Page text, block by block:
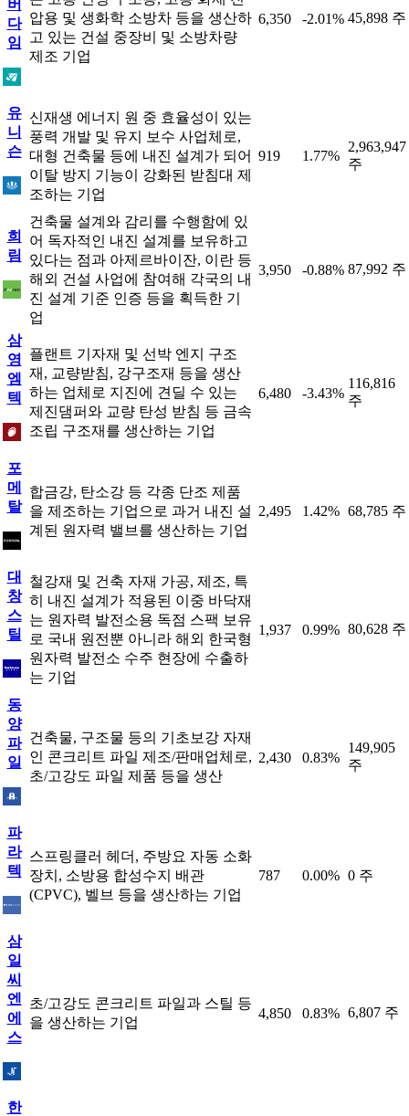
버
다
임
압용 및 생화학 소방차 등을 생산하
고 있는 건설 중장비 및 소방차량
제조 기업
6,350 -2.01% 45,898 주
유
니
슨
신재생 에너지 원 중 효율성이 있는
풍력 개발 및 유지 보수 사업체로,
대형 건축물 등에 내진 설계가 되어
이탈 방지 기능이 강화된 받침대 제
조하는 기업
919 1.77%
2,963,947
주
희
림
건축물 설계와 감리를 수행함에 있
어 독자적인 내진 설계를 보유하고
있다는 점과 아제르바이잔, 이란 등
해외 건설 사업에 참여해 각국의 내
진 설계 기준 인증 등을 획득한 기
업
3,950 -0.88% 87,992 주
삼
영
엠
텍
플랜트 기자재 및 선박 엔지 구조
재, 교량받침, 강구조재 등을 생산
하는 업체로 지진에 견딜 수 있는
제진댐퍼와 교량 탄성 받침 등 금속
조립 구조재를 생산하는 기업
6,480 -3.43%
116,816
주
포
메
탈
합금강, 탄소강 등 각종 단조 제품
을 제조하는 기업으로 과거 내진 설
계된 원자력 밸브를 생산하는 기업
2,495 1.42% 68,785 주
대
창
스
틸
철강재 및 건축 자재 가공, 제조, 특
히 내진 설계가 적용된 이중 바닥재
는 원자력 발전소용 독점 스팩 보유
로 국내 원전뿐 아니라 해외 한국형
원자력 발전소 수주 현장에 수출하
는 기업
1,937 0.99% 80,628 주
동
양
파
일
건축물, 구조물 등의 기초보강 자재
인 콘크리트 파일 제조/판매업체로,
초/고강도 파일 제품 등을 생산
2,430 0.83%
149,905
주
파
라
텍
스프링클러 헤더, 주방요 자동 소화
장치, 소방용 합성수지 배관
(CPVC), 벨브 등을 생산하는 기업
787 0.00% 0 주
삼
일
씨
엔
에
스
초/고강도 콘크리트 파일과 스틸 등
을 생산하는 기업
4,850 0.83% 6,807 주
한